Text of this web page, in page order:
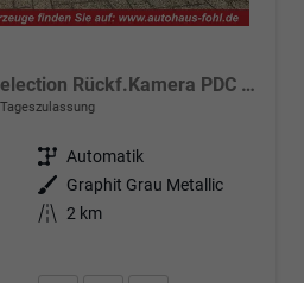
1.0 TSI 115PS DSG Selection Rückf.Kamera PDC v+h Sitzheizung Klimaautomatik Skoda-Radio Apple CarPlay + Android Auto Tempomat Garantieverlängerung 16"LM
Getriebe Automatik
Außenfarbe
Graphit Grau Metallic
Kilometerstand 2 km